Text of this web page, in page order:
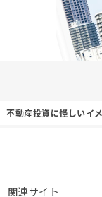
不動産投資に怪しいイ
関連サイト